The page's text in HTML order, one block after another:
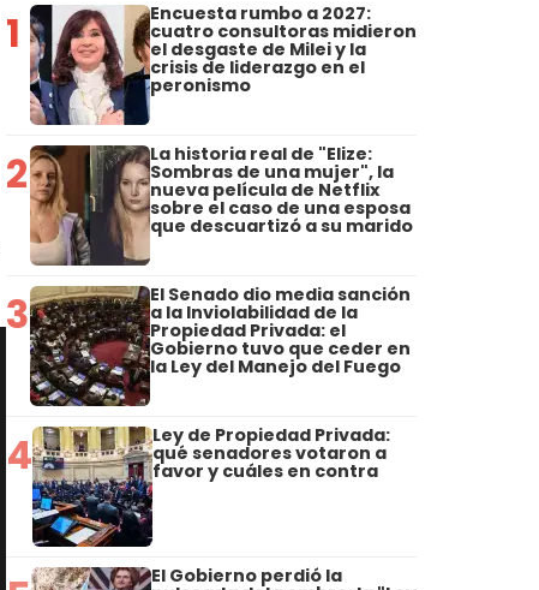
1 Encuesta rumbo a 2027:
cuatro consultoras midieron
el desgaste de Milei y la
crisis de liderazgo en el
peronismo
2 La historia real de "Elize:
Sombras de una mujer", la
nueva película de Netflix
sobre el caso de una esposa
que descuartizó a su marido
3 El Senado dio media sanción
a la Inviolabilidad de la
Propiedad Privada: el
Gobierno tuvo que ceder en
la Ley del Manejo del Fuego
4 Ley de Propiedad Privada:
qué senadores votaron a
favor y cuáles en contra
El Gobierno perdió la